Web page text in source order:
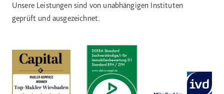
Unsere Leistungen sind von unabhängigen Instituten
geprüft und ausgezeichnet.